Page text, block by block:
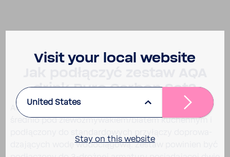
drink Pure Carbon Set?
AQA drink Pure Carbon Set jest insta­lo­wany bezpo­
średnio pod zlewo­zmy­wa­kiem/blatem kuchennym i
dza­ją­cych wodę wodo­cią­gową. Zestaw powi­nien być
Visit your local website
United States
Stay on this website